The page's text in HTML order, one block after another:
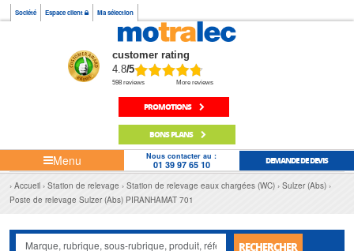
Société Espace client Ma sélection
customer rating
4.8/5
598 reviews More reviews
PROMOTIONS
BONS PLANS
Menu Nous contacter au :
01 39 97 65 10 DEMANDE DE DEVIS
Accueil Station de relevage Station de relevage eaux chargées (WC)
Sulzer (Abs)
Poste de relevage Sulzer (Abs) PIRANHAMAT 701
RECHERCHER